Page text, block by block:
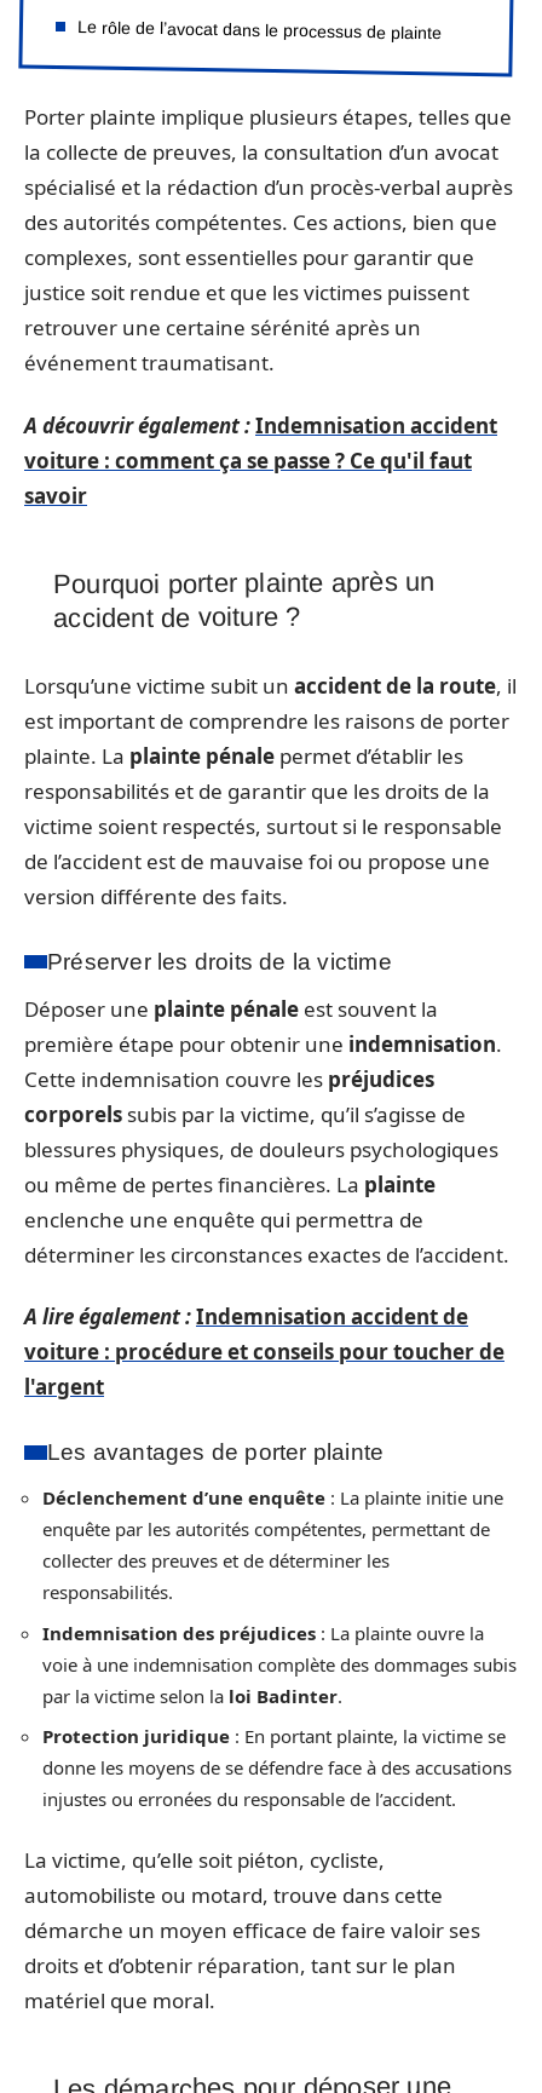
Le rôle de l’avocat dans le processus de plainte
Porter plainte implique plusieurs étapes, telles que
la collecte de preuves, la consultation d’un avocat
spécialisé et la rédaction d’un procès-verbal auprès
des autorités compétentes. Ces actions, bien que
complexes, sont essentielles pour garantir que
justice soit rendue et que les victimes puissent
retrouver une certaine sérénité après un
événement traumatisant.
A découvrir également :Indemnisation accident
voiture : comment ça se passe ? Ce qu'il faut
savoir
Pourquoi porter plainte après un
accident de voiture ?
Lorsqu’une victime subit un accident de la route, il
est important de comprendre les raisons de porter
plainte. La plainte pénale permet d’établir les
responsabilités et de garantir que les droits de la
victime soient respectés, surtout si le responsable
de l’accident est de mauvaise foi ou propose une
version différente des faits.
Préserver les droits de la victime
Déposer une plainte pénale est souvent la
première étape pour obtenir une indemnisation.
Cette indemnisation couvre les préjudices
corporels subis par la victime, qu’il s’agisse de
blessures physiques, de douleurs psychologiques
ou même de pertes financières. La plainte
enclenche une enquête qui permettra de
déterminer les circonstances exactes de l’accident.
A lire également :Indemnisation accident de
voiture : procédure et conseils pour toucher de
l'argent
Les avantages de porter plainte
Déclenchement d’une enquête : La plainte initie une
enquête par les autorités compétentes, permettant de
collecter des preuves et de déterminer les
responsabilités.
Indemnisation des préjudices : La plainte ouvre la
voie à une indemnisation complète des dommages subis
par la victime selon la loi Badinter.
Protection juridique : En portant plainte, la victime se
donne les moyens de se défendre face à des accusations
injustes ou erronées du responsable de l’accident.
La victime, qu’elle soit piéton, cycliste,
automobiliste ou motard, trouve dans cette
démarche un moyen efficace de faire valoir ses
droits et d’obtenir réparation, tant sur le plan
matériel que moral.